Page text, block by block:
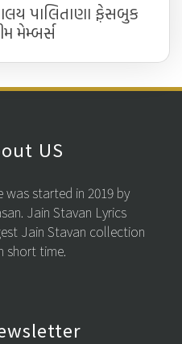
પાલિતાણા ફ઼ેસબુક
મેમ્બર્સ
US
was started in 2019 by
Jain Stavan Lyrics
Jain Stavan collection
short time.